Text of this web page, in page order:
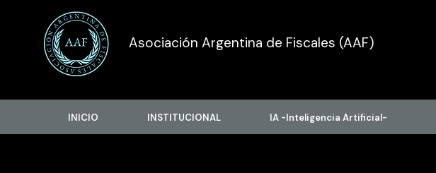
Asociación Argentina de Fiscales (AAF)
INICIO INSTITUCIONAL IA -Inteligencia Artificial-